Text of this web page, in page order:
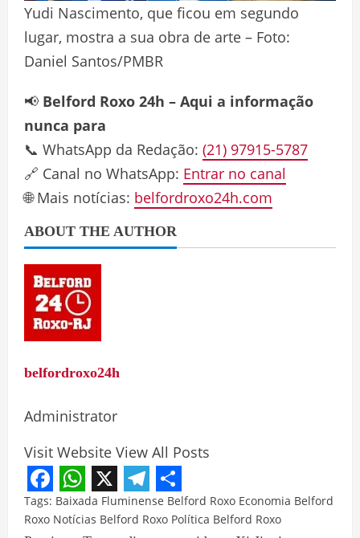
Yudi Nascimento, que ficou em segundo
lugar, mostra a sua obra de arte – Foto:
Daniel Santos/PMBR
📢 Belford Roxo 24h – Aqui a informação
nunca para
📞 WhatsApp da Redação: (21) 97915-5787
🔗 Canal no WhatsApp: Entrar no canal
🌐 Mais notícias: belfordroxo24h.com
ABOUT THE AUTHOR
belfordroxo24h
Administrator
Visit Website View All Posts
Facebook
WhatsApp
X Telegram
Share
Tags: Baixada Fluminense Belford Roxo Economia Belford
Roxo Notícias Belford Roxo Política Belford Roxo